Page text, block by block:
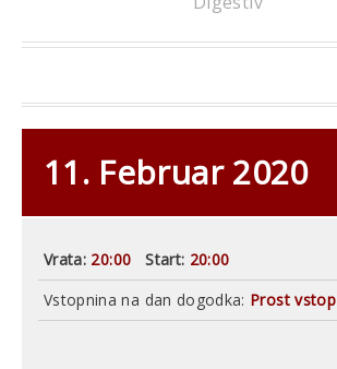
11. Februar 2020
Vrata: 20:00 Start: 20:00
Vstopnina na dan dogodka: Prost vstop